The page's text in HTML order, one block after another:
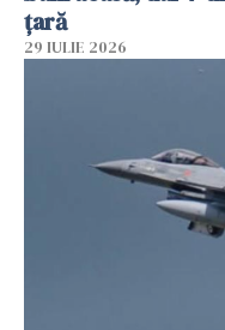
țară
29 IULIE 2026